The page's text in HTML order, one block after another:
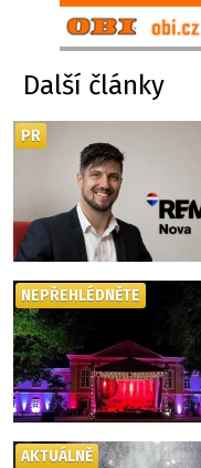
Další články
PR
NEPŘEHLÉDNĚTE
AKTUÁLNĚ